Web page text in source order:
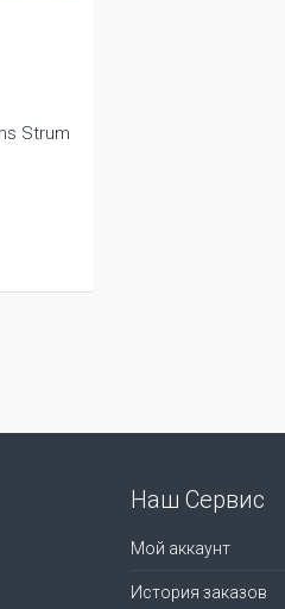
Strum
Наш Сервис
Мой аккаунт
История заказов